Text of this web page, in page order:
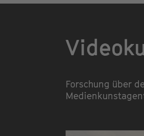
Forschung über